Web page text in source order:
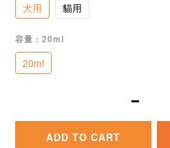
犬用 貓用
容量 : 20ml
20ml
ADD TO CART